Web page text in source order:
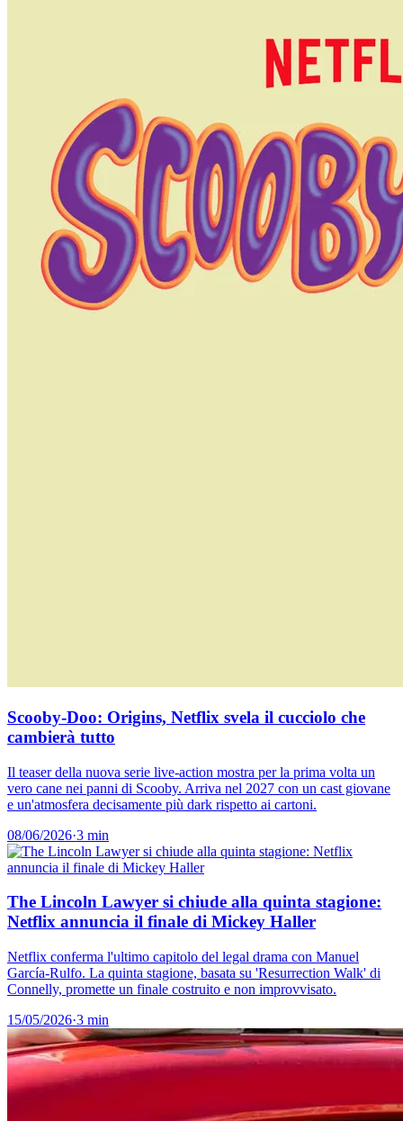
Scooby-Doo: Origins, Netflix svela il cucciolo che
cambierà tutto
Il teaser della nuova serie live-action mostra per la prima volta un
vero cane nei panni di Scooby. Arriva nel 2027 con un cast giovane
e un'atmosfera decisamente più dark rispetto ai cartoni.
08/06/2026·3 min
The Lincoln Lawyer si chiude alla quinta stagione:
Netflix annuncia il finale di Mickey Haller
Netflix conferma l'ultimo capitolo del legal drama con Manuel
García-Rulfo. La quinta stagione, basata su 'Resurrection Walk' di
Connelly, promette un finale costruito e non improvvisato.
15/05/2026·3 min